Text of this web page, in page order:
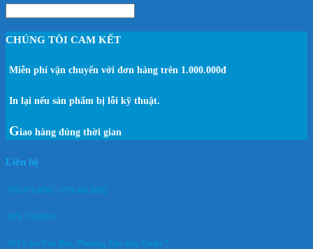
CHÚNG TÔI CAM KẾT
Miễn phí vận chuyển với đơn hàng trên 1.000.000đ
In lại nếu sản phẩm bị lỗi kỹ thuật.
Giao hàng đúng thời gian
Liên hệ
076.476.0567 - 079.401.8802
079.779.8019
202 Lâm Văn Bền, Phường Tân quy, Quận 7